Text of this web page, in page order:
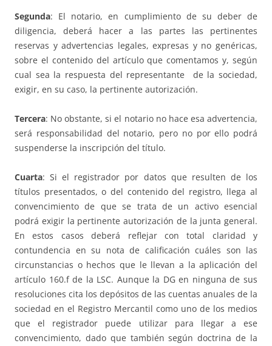
Segunda: El notario, en cumplimiento de su deber de
diligencia, deberá hacer a las partes las pertinentes
reservas y advertencias legales, expresas y no genéricas,
sobre el contenido del artículo que comentamos y, según
cual sea la respuesta del representante de la sociedad,
exigir, en su caso, la pertinente autorización.
Tercera: No obstante, si el notario no hace esa advertencia,
será responsabilidad del notario, pero no por ello podrá
suspenderse la inscripción del título.
Cuarta: Si el registrador por datos que resulten de los
títulos presentados, o del contenido del registro, llega al
convencimiento de que se trata de un activo esencial
podrá exigir la pertinente autorización de la junta general.
En estos casos deberá reflejar con total claridad y
contundencia en su nota de calificación cuáles son las
circunstancias o hechos que le llevan a la aplicación del
artículo 160.f de la LSC. Aunque la DG en ninguna de sus
resoluciones cita los depósitos de las cuentas anuales de la
sociedad en el Registro Mercantil como uno de los medios
que el registrador puede utilizar para llegar a ese
convencimiento, dado que también según doctrina de la